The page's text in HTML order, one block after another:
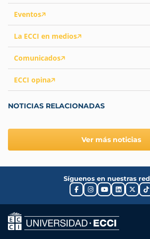
Eventos
La ECCI en medios
Comunicados
ECCI opina
NOTICIAS RELACIONADAS
Ver más noticias
Síguenos en nuestras